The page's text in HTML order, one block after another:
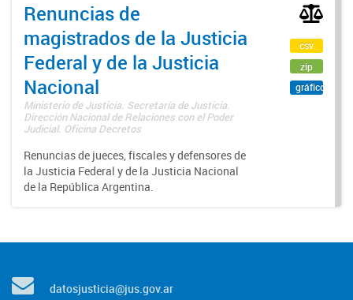
Renuncias de
magistrados de la Justicia
Federal y de la Justicia
Nacional
Ministerio de Justicia. Secretaría de Justicia.
Dirección Nacional de Relaciones con el Poder
Judicial. Oficina Decretos
Renuncias de jueces, fiscales y defensores de
la Justicia Federal y de la Justicia Nacional
de la República Argentina.
csv
zip
gráfico
datosjusticia@jus.gov.ar